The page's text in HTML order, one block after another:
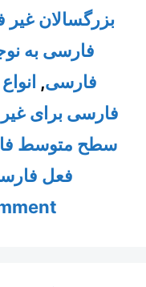
بزرگسالان
فارسی به
فارسی,
فارسی برای
سطح متوسط
فعل